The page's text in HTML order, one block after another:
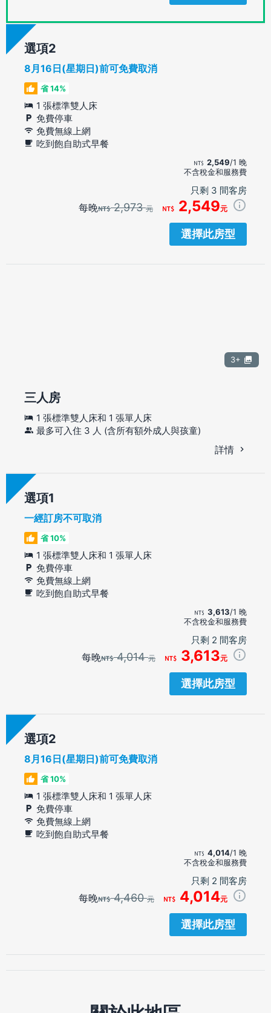
選項
8月16日(星期日)前可免費取消
省 14%
1 張標準雙人床
免費停車
免費無線上網
吃到飽自助式早餐
2,549/1 晚
不含稅金和服務費
只剩 3 間客房
每晚 2,973元 2,549元
選擇此房型
3+
三人房
1 張標準雙人床和 1 張單人床
最多可入住 3 人 (含所有額外成人與孩童)
詳情
選項
一經訂房不可取消
省 10%
1 張標準雙人床和 1 張單人床
免費停車
免費無線上網
吃到飽自助式早餐
3,613/1 晚
不含稅金和服務費
只剩 2 間客房
每晚 4,014元 3,613元
選擇此房型
選項
8月16日(星期日)前可免費取消
省 10%
1 張標準雙人床和 1 張單人床
免費停車
免費無線上網
吃到飽自助式早餐
4,014/1 晚
不含稅金和服務費
只剩 2 間客房
每晚 4,460元 4,014元
選擇此房型